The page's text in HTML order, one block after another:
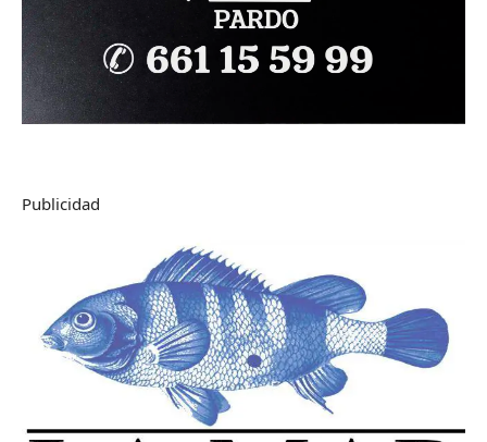
Publicidad